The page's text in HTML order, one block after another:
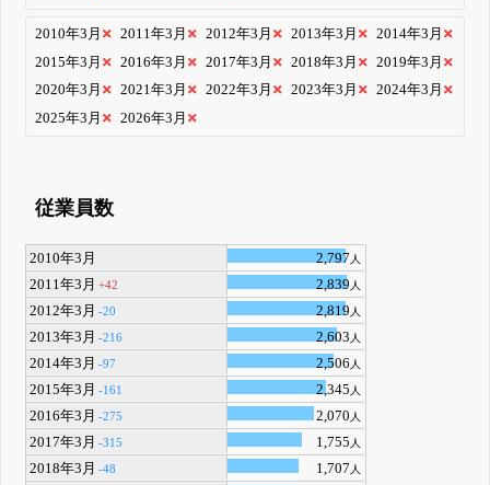
2010年3月 2011年3月 2012年3月 2013年3月
2014年3月
2015年3月
2016年3月 2017年3月 2018年3月
2019年3月
2020年3月
2021年3月 2022年3月 2023年3月
2024年3月
2025年3月
2026年3月
従業員数
2010年3月 2,797 人
2011年3月 +42 2,839 人
2012年3月 -20 2,819 人
2013年3月 -216 2,603 人
2014年3月 -97 2,506 人
2015年3月 -161 2,345 人
2016年3月 -275 2,070 人
2017年3月 -315 1,755 人
2018年3月 -48 1,707 人